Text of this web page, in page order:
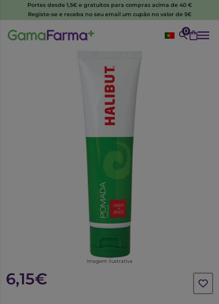
Portes desde 1,5€ e gratuitos para compras acima de 40 €
Registe-se e receba no seu email um cupão no valor de 5€
0
Imagem ilustrativa
6,15€